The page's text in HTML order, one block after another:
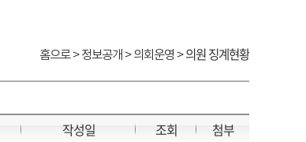
홈으로> 정보공개 > 의회운영 >의원 징계현황
작성일 조회 첨부